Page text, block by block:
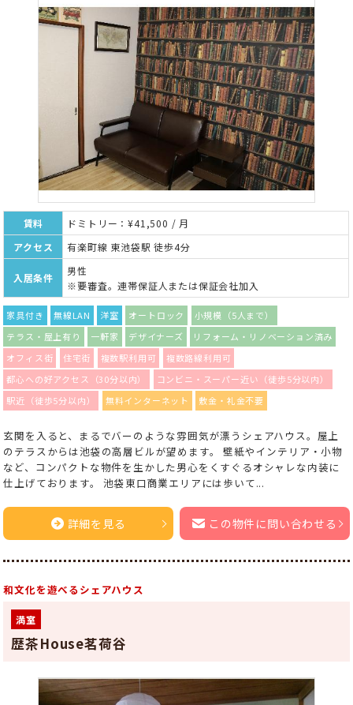
賃料
ドミトリー：¥41,500 / 月
アクセス
有楽町線 東池袋駅 徒歩4分
入居条件
男性
※要審査。連帯保証人または保証会社加入
家具付き 無線LAN 洋室 オートロック
小規模（5人まで）
テラス・屋上有り
一軒家 デザイナーズ
リフォーム・リノベーション済み
オフィス街
住宅街 複数駅利用可
複数路線利用可
都心への好アクセス（30分以内）
コンビニ・スーパー近い（徒歩5分以内）
駅近（徒歩5分以内）
無料インターネット 敷金・礼金不要
玄関を入ると、まるでバーのような雰囲気が漂うシェアハウス。屋上
のテラスからは池袋の高層ビルが望めます。 壁紙やインテリア・小物
など、コンパクトな物件を生かした男心をくすぐるオシャレな内装に
仕上げております。 池袋東口商業エリアには歩いて...
詳細を見る この物件に問い合わせる
和文化を遊べるシェアハウス
満室
歴茶House茗荷谷